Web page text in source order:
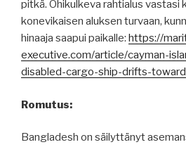
pitkä. Ohikulkeva rahtialus vastasi
konevikaisen aluksen turvaan,
hinaaja saapui paikalle: https://
executive.com/article/cayman-
disabled-cargo-ship-drifts-
Romutus:
Bangladesh on säilyttänyt